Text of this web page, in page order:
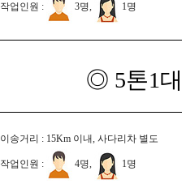
작업인원 : 3명, 1명
◎ 5톤1
이송거리 : 15Km 이내, 사다리차 별도
작업인원 : 4명, 1명